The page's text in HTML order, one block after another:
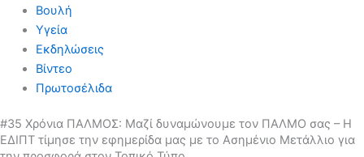
Βουλή
Υγεία
Εκδηλώσεις
Βίντεο
Πρωτοσέλιδα
#35 Χρόνια ΠΑΛΜΟΣ: Μαζί δυναμώνουμε τον ΠΑΛΜΟ σας – Η
ΕΔΙΠΤ τίμησε την εφημερίδα μας με το Ασημένιο Μετάλλιο για